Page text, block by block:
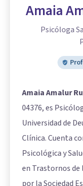
Amaia
Psicóloga
Amaia Amalur
04376, es
Universidad de
Clínica. Cuenta
Psicológica y
en Trastornos de
por la Sociedad